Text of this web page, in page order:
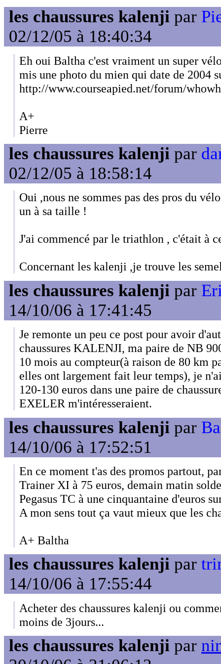
les chaussures kalenji par
02/12/05 à 18:40:34
Eh oui Baltha c'est vraiment un super
mis une photo du mien qui date de 2004
http://www.courseapied.net/forum/
A+
Pierre
les chaussures kalenji par
02/12/05 à 18:58:14
Oui ,nous ne sommes pas des pros du
un à sa taille !
J'ai commencé par le triathlon , c'était à
Concernant les kalenji ,je trouve les
les chaussures kalenji par
14/10/06 à 17:41:45
Je remonte un peu ce post pour avoir
chaussures KALENJI, ma paire de NB
10 mois au compteur(à raison de 80 km
elles ont largement fait leur temps), je
120-130 euros dans une paire de
EXELER m'intéresseraient.
les chaussures kalenji par
14/10/06 à 17:52:51
En ce moment t'as des promos partout,
Trainer XI à 75 euros, demain matin
Pegasus TC à une cinquantaine d'euros
A mon sens tout ça vaut mieux que les
A+ Baltha
les chaussures kalenji par
14/10/06 à 17:55:44
Acheter des chaussures kalenji ou
moins de 3jours...
les chaussures kalenji par